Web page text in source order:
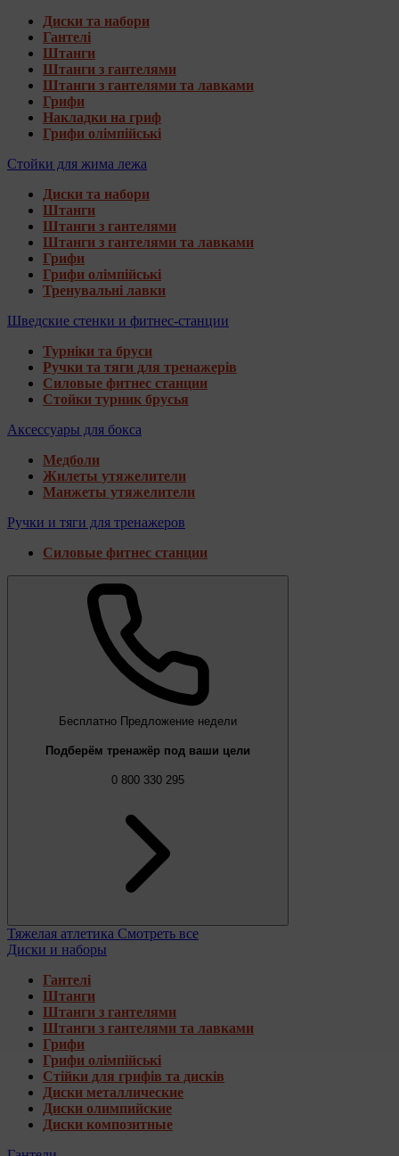
Диски та набори
Гантелі
Штанги
Штанги з гантелями
Штанги з гантелями та лавками
Грифи
Накладки на гриф
Грифи олімпійські
Стойки для жима лежа
Диски та набори
Штанги
Штанги з гантелями
Штанги з гантелями та лавками
Грифи
Грифи олімпійські
Тренувальні лавки
Шведские стенки и фитнес-станции
Турніки та бруси
Ручки та тяги для тренажерів
Силовые фитнес станции
Стойки турник брусья
Аксессуары для бокса
Медболи
Жилеты утяжелители
Манжеты утяжелители
Ручки и тяги для тренажеров
Силовые фитнес станции
Бесплатно Предложение недели
Подберём тренажёр под ваши цели
0 800 330 295
Тяжелая атлетика Смотреть все
Диски и наборы
Гантелі
Штанги
Штанги з гантелями
Штанги з гантелями та лавками
Грифи
Грифи олімпійські
Стійки для грифів та дисків
Диски металлические
Диски олимпийские
Диски композитные